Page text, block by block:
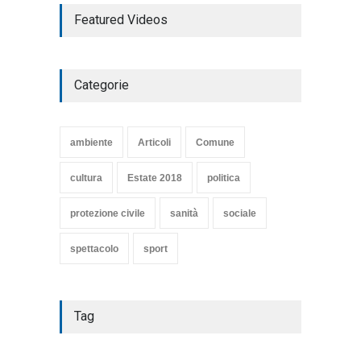
COMMEDIA"
TARQUINIA
Featured Videos
Categorie
ambiente Articoli Comune
cultura Estate 2018 politica
protezione civile sanità sociale
spettacolo sport
Tag